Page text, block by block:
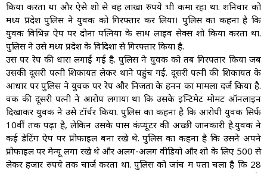
किया करता था और ऐसे शो से वह लाखों रुपये भी कमा रहा था. शनिवार को
मध्य प्रदेश पुलिस ने युवक को गिरफ्तार कर लिया। पुलिस का कहना है कि
युवक विभिन्न ऐप पर दोनों पत्नियों के साथ लाइव सेक्स शो किया करता था.
पुलिस ने उसे मध्य प्रदेश के विदिशा से गिरफ्तार किया है.
उस पर रेप की धारा लगाई गई है. पुलिस ने युवक को तब गिरफ्तार किया जब
उसकी दूसरी पत्नी शिकायत लेकर थाने पहुंच गई. दूसरी पत्नी की शिकायत के
आधार पर पुलिस ने युवक पर रेप और निजता के हनन का मामला दर्ज किया है.
वक की दूसरी पत्नी ने आरोप लगाया था कि उसके इन्टिमेट मोमेंट ऑनलाइन
दिखाकर युवक ने उसे टॉर्चर किया. पुलिस का कहना है कि आरोपी युवक सिर्फ
10वीं तक पढ़ा है, लेकिन उसके पास कंप्यूटर की अच्छी जानकारी है.युवक ने
कई डेटिंग ऐप पर प्रोफाइल बना रखे थे. पुलिस का कहना है कि उसने अपने
प्रोफाइल पर मेन्यू लगा रखे थे और अलग-अलग वीडियो और शो के लिए 500 से
लेकर हजार रुपये तक चार्ज करता था. पुलिस को जांच में पता चला है कि 28